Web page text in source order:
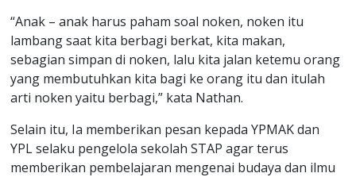
“Anak – anak harus paham soal noken, noken itu
lambang saat kita berbagi berkat, kita makan,
sebagian simpan di noken, lalu kita jalan ketemu orang
yang membutuhkan kita bagi ke orang itu dan itulah
arti noken yaitu berbagi,” kata Nathan.
Selain itu, Ia memberikan pesan kepada YPMAK dan
YPL selaku pengelola sekolah STAP agar terus
memberikan pembelajaran mengenai budaya dan ilmu